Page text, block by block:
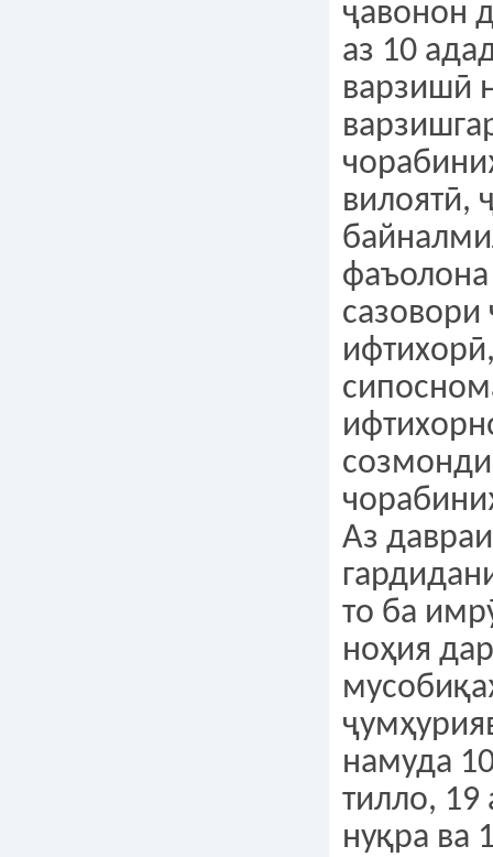
ҷавонон
аз 10
варзишӣ
вилоятӣ,
сазовори
Аз
то ба
ноҳия
намуда
тилло,
нуқра ва